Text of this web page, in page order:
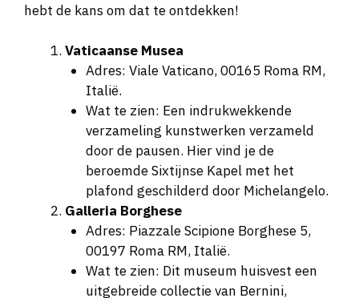
hebt de kans om dat te ontdekken!
Vaticaanse Musea
Adres: Viale Vaticano, 00165 Roma RM,
Italië.
Wat te zien: Een indrukwekkende
verzameling kunstwerken verzameld
door de pausen. Hier vind je de
beroemde Sixtijnse Kapel met het
plafond geschilderd door Michelangelo.
Galleria Borghese
Adres: Piazzale Scipione Borghese 5,
00197 Roma RM, Italië.
Wat te zien: Dit museum huisvest een
uitgebreide collectie van Bernini,